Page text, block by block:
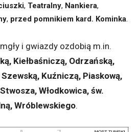
, Teatralny, Nankiera,
, przed pomnikiem kard. Kominka.
i gwiazdy ozdobią m.in.
Kiełbaśniczą, Odrzańską,
Szewską, Kuźniczą, Piaskową,
Włodkowica, św.
Wróblewskiego.